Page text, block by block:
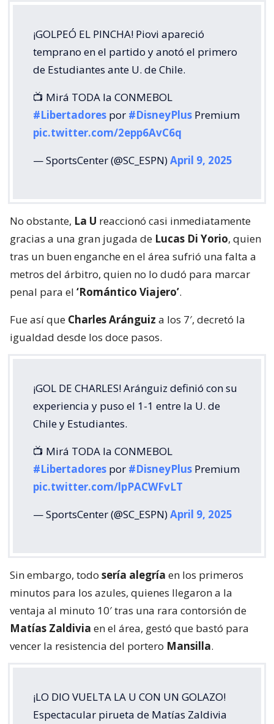
¡GOLPEÓ EL PINCHA! Piovi apareció
temprano en el partido y anotó el primero
de Estudiantes ante U. de Chile.
📺 Mirá TODA la CONMEBOL
#Libertadores por #DisneyPlus Premium
pic.twitter.com/2epp6AvC6q
— SportsCenter (@SC_ESPN)April 9, 2025
No obstante, La U reaccionó casi inmediatamente
gracias a una gran jugada de Lucas Di Yorio, quien
tras un buen enganche en el área sufrió una falta a
metros del árbitro, quien no lo dudó para marcar
penal para el ‘Romántico Viajero’.
Fue así que Charles Aránguiz a los 7′, decretó la
igualdad desde los doce pasos.
¡GOL DE CHARLES! Aránguiz definió con su
experiencia y puso el 1-1 entre la U. de
Chile y Estudiantes.
📺 Mirá TODA la CONMEBOL
#Libertadores por #DisneyPlus Premium
pic.twitter.com/lpPACWFvLT
— SportsCenter (@SC_ESPN)April 9, 2025
Sin embargo, todo sería alegría en los primeros
minutos para los azules, quienes llegaron a la
ventaja al minuto 10′ tras una rara contorsión de
Matías Zaldivia en el área, gestó que bastó para
vencer la resistencia del portero Mansilla.
¡LO DIO VUELTA LA U CON UN GOLAZO!
Espectacular pirueta de Matías Zaldivia